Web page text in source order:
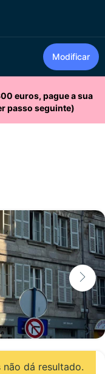
Modificar
euros, pague a sua
passo seguinte)
não dá resultado.